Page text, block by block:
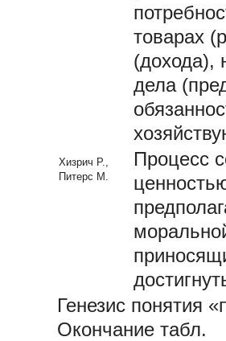
товарах
(дохода),
дела
Хизрич Р.,
Питерс М.
Процесс
Генезис понятия
Окончание табл.